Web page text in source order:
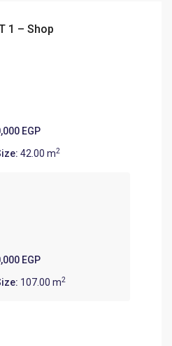
1 – Shop
EGP
42.00 m2
EGP
107.00 m2